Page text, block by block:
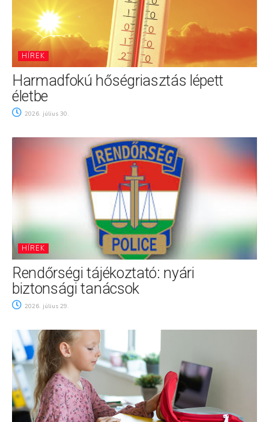
HÍREK
Harmadfokú hőségriasztás lépett
életbe
2026. július 30.
HÍREK
Rendőrségi tájékoztató: nyári
biztonsági tanácsok
2026. július 29.